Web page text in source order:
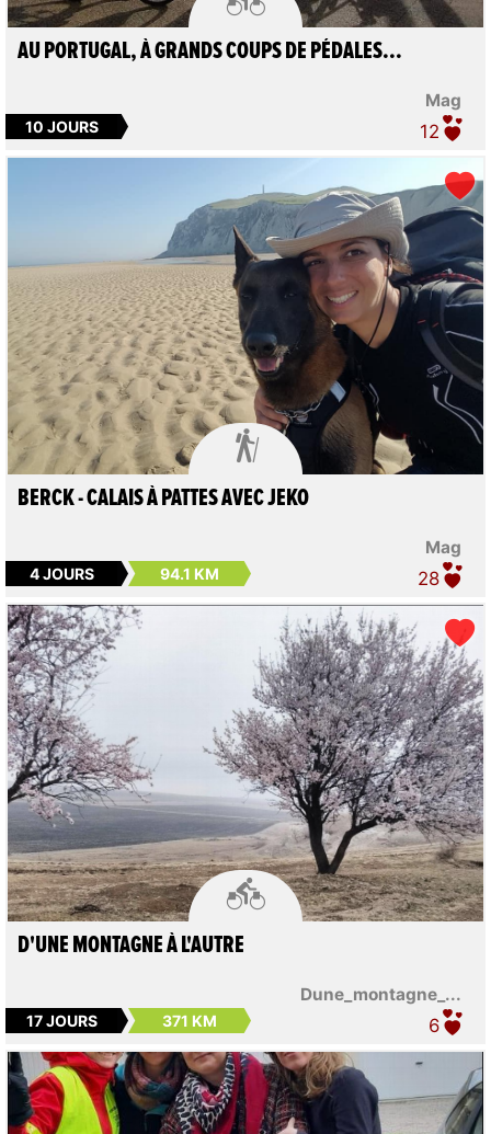
Mag
AU PORTUGAL, À GRANDS COUPS DE PÉDALES...
10 JOURS 12

Mag
BERCK - CALAIS À PATTES AVEC JEKO
4 JOURS 94.1 KM 28

Dune_montagne_...
D'UNE MONTAGNE À L'AUTRE
17 JOURS 371 KM 6